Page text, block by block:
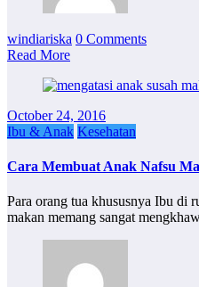
windiariska 0 Comments
Read More
October 24, 2016
Ibu & Anak Kesehatan
Cara Membuat Anak Nafsu
Para orang tua khususnya Ibu di
makan memang sangat